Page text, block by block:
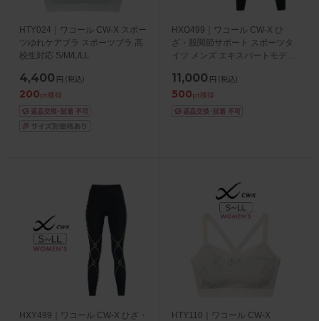
HTY024｜ワコール CW-X スポー
ツゆれケアブラ スポーツブラ 高
校生対応 S/M/L/LL
4,400 円 (税込)
200pt獲得
HXO499｜ワコール CW-X ひ
ざ・股関節サポート スポーツタ
イツ メンズ エキスパートモデル
11,000 円 (税込)
500pt獲得
HXY499｜ワコール CW-X ひざ・
HTY110｜ワコール CW-X